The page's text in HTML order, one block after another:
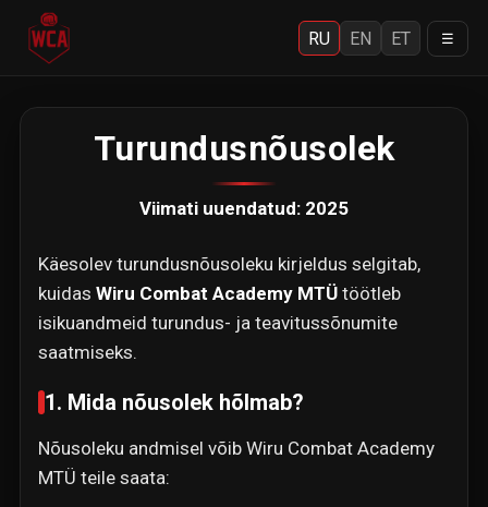
RU EN ET ☰
Turundusnõusolek
Viimati uuendatud: 2025
Käesolev turundusnõusoleku kirjeldus selgitab,
kuidas Wiru Combat Academy MTÜtöötleb
isikuandmeid turundus- ja teavitussõnumite
saatmiseks.
1. Mida nõusolek hõlmab?
Nõusoleku andmisel võib Wiru Combat Academy
MTÜ teile saata: